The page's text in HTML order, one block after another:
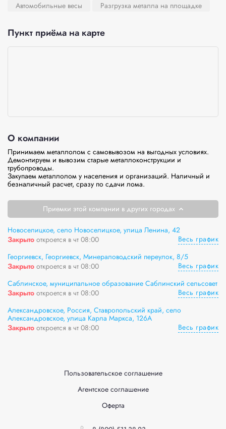
Автомобильные весы
Разгрузка металла на площадке
Пункт приёма на карте
О компании
Принимаем металлолом с самовывозом на выгодных условиях.
Демонтируем и вывозим старые металлоконструкции и
трубопроводы.
Закупаем металлолом у населения и организаций. Наличный и
безналичный расчет, сразу по сдачи лома.
Приемки этой компании в других городах
Новоселицкое, село Новоселицкое, улица Ленина, 42
Закрыто откроется в чт 08:00
Весь график
Георгиевск, Георгиевск, Минераловодский переулок, 8/5
Закрыто откроется в чт 08:00
Весь график
Саблинское, муниципальное образование Саблинский сельсовет
Закрыто откроется в чт 08:00
Весь график
Александровское, Россия, Ставропольский край, село
Александровское, улица Карла Маркса, 126А
Закрыто откроется в чт 08:00 Весь график
Пользовательское соглашение
Агентское соглашение
Оферта